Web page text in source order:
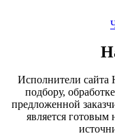
Исполнители сайта
подбору,
предложенной
является